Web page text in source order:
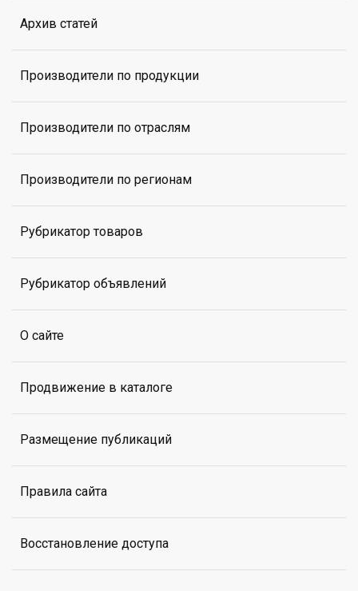
Архив статей
Производители по продукции
Производители по отраслям
Производители по регионам
Рубрикатор товаров
Рубрикатор объявлений
О сайте
Продвижение в каталоге
Размещение публикаций
Правила сайта
Восстановление доступа